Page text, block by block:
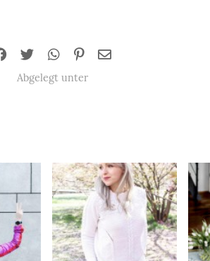
Abgelegt unter